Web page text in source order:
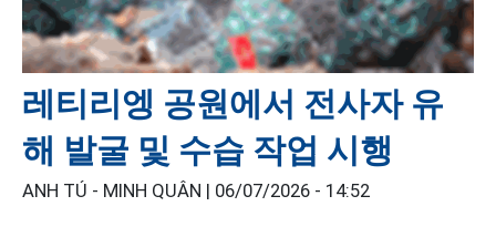
레티리엥 공원에서 전사자 유
해 발굴 및 수습 작업 시행
ANH TÚ - MINH QUÂN | 06/07/2026 - 14:52